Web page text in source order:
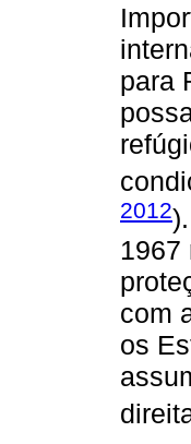
para
2012
1967
com
os